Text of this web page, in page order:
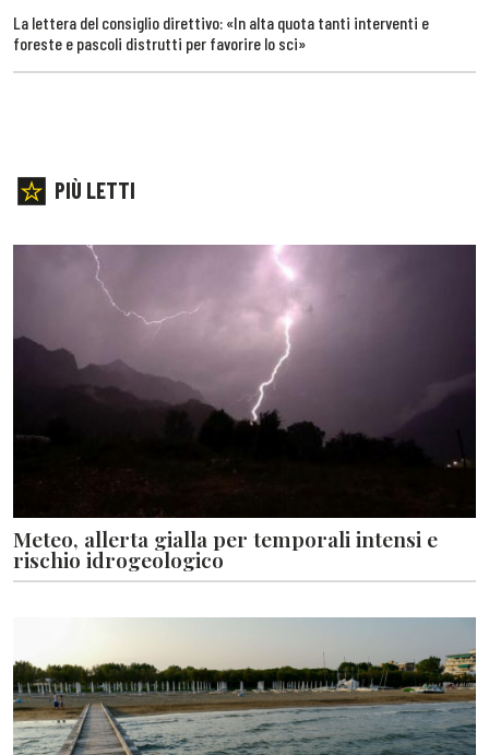
La lettera del consiglio direttivo: «In alta quota tanti interventi e
foreste e pascoli distrutti per favorire lo sci»
PIÙ LETTI
Meteo, allerta gialla per temporali intensi e
rischio idrogeologico